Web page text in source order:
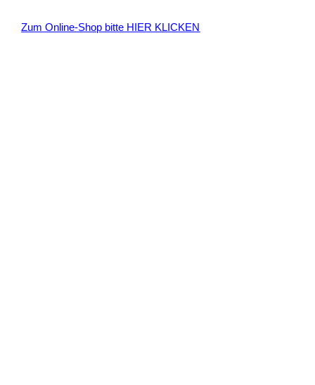
a
Zum Online-Shop bitte HIER KLICKEN